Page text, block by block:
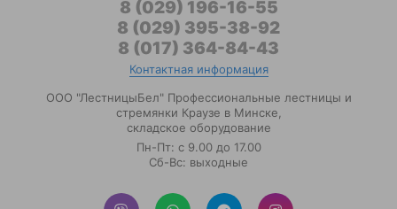
8 (029) 196-16-55
8 (029) 395-38-92
8 (017) 364-84-43
Контактная информация
ООО "ЛестницыБел" Профессиональные лестницы и
стремянки Краузе в Минске
складское оборудование
Пн-Пт: с 9.00 до 17.00
Сб-Вс: выходные